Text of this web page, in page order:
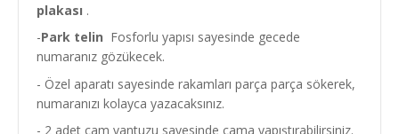
plakası .
-Park telin Fosforlu yapısı sayesinde gecede
numaranız gözükecek.
- Özel aparatı sayesinde rakamları parça parça sökerek,
numaranızı kolayca yazacaksınız.
- 2 adet cam vantuzu sayesinde cama yapıştırabilirsiniz.